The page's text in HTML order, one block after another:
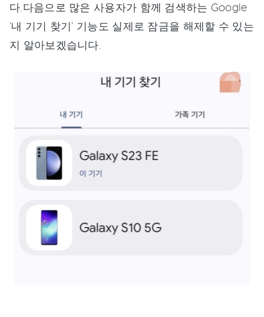
다.다음으로 많은 사용자가 함께 검색하는 Google
'내 기기 찾기' 기능도 실제로 잠금을 해제할 수 있는
지 알아보겠습니다.